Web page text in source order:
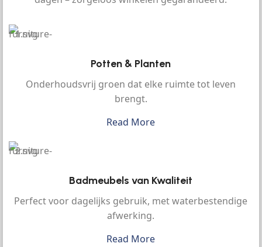
Potten & Planten
Onderhoudsvrij groen dat elke ruimte tot leven
brengt.
Read More
Badmeubels van Kwaliteit
Perfect voor dagelijks gebruik, met waterbestendige
afwerking.
Read More